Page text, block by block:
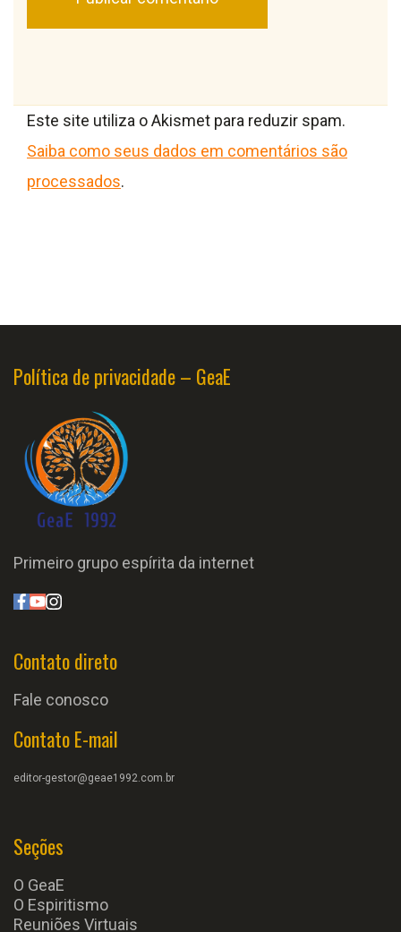
Este site utiliza o Akismet para reduzir spam.
Saiba como seus dados em comentários são
processados.
Política de privacidade – GeaE
Primeiro grupo espírita da internet
Contato direto
Fale conosco
Contato E-mail
editor-gestor@geae1992.com.br
Seções
O GeaE
O Espiritismo
Reuniões Virtuais